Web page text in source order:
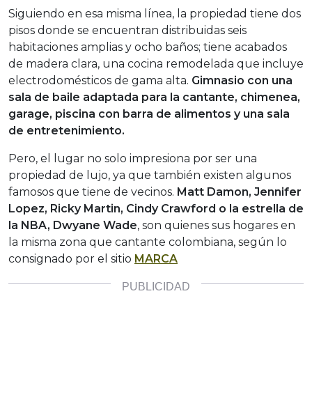
Siguiendo en esa misma línea, la propiedad tiene dos
pisos donde se encuentran distribuidas seis
habitaciones amplias y ocho baños; tiene acabados
de madera clara, una cocina remodelada que incluye
electrodomésticos de gama alta. Gimnasio con una
sala de baile adaptada para la cantante, chimenea,
garage, piscina con barra de alimentos y una sala
de entretenimiento.
Pero, el lugar no solo impresiona por ser una
propiedad de lujo, ya que también existen algunos
famosos que tiene de vecinos. M att Damon, Jennifer
Lopez, Ricky Martin, Cindy Crawford o la estrella de
la NBA, Dwyane Wade, son quienes sus hogares en
la misma zona que cantante colombiana, según lo
consignado por el sitio MARCA